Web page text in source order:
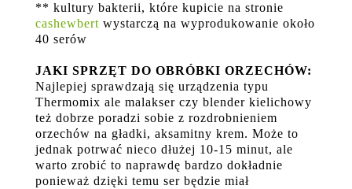
** kultury bakterii, które kupicie na stronie
cashewbert wystarczą na wyprodukowanie około
40 serów
JAKI SPRZĘT DO OBRÓBKI ORZECHÓW:
Najlepiej sprawdzają się urządzenia typu
Thermomix ale malakser czy blender kielichowy
też dobrze poradzi sobie z rozdrobnieniem
orzechów na gładki, aksamitny krem. Może to
jednak potrwać nieco dłużej 10-15 minut, ale
warto zrobić to naprawdę bardzo dokładnie
ponieważ dzięki temu ser będzie miał